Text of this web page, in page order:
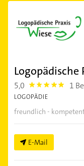
Logopädische
5,0 5.0 1
LOGOPÄDIE
freundlich -
E-Mail